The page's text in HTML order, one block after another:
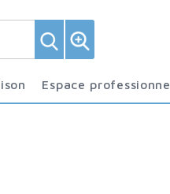
Espace